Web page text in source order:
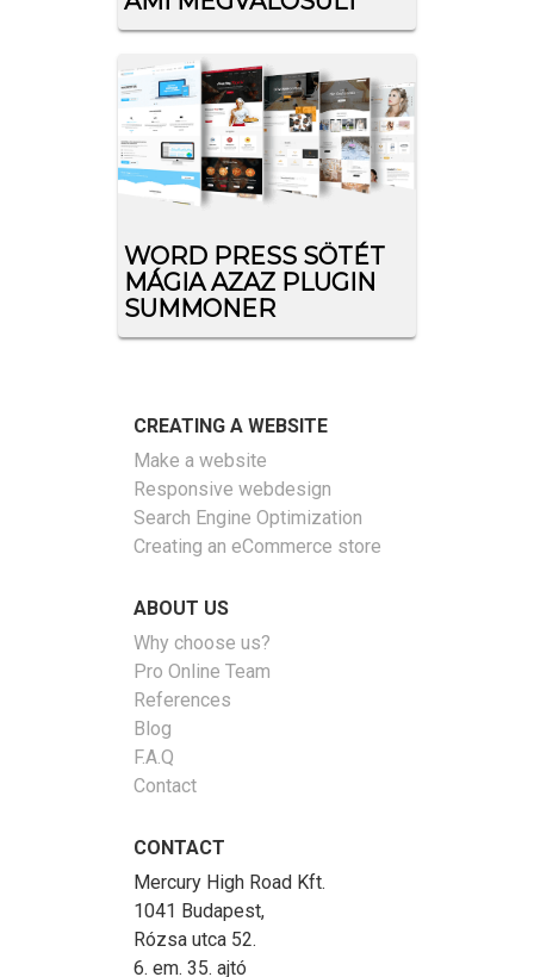
WORD PRESS SÖTÉT
MÁGIA AZAZ PLUGIN
SUMMONER
CREATING A WEBSITE
Make a website
Responsive webdesign
Search Engine Optimization
Creating an eCommerce store
ABOUT US
Why choose us?
Pro Online Team
References
Blog
F.A.Q
Contact
CONTACT
Mercury High Road Kft.
1041 Budapest,
Rózsa utca 52.
6. em. 35. ajtó